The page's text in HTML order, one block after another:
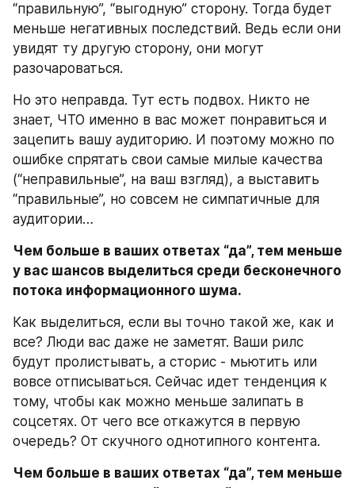
“правильную”, “выгодную” сторону. Тогда будет
меньше негативных последствий. Ведь если они
увидят ту другую сторону, они могут
разочароваться.
Но это неправда. Тут есть подвох. Никто не
знает, ЧТО именно в вас может понравиться и
зацепить вашу аудиторию. И поэтому можно по
ошибке спрятать свои самые милые качества
(“неправильные”, на ваш взгляд), а выставить
“правильные”, но совсем не симпатичные для
аудитории…
Чем больше в ваших ответах “да”, тем меньше
у вас шансов выделиться среди бесконечного
потока информационного шума.
Как выделиться, если вы точно такой же, как и
все? Люди вас даже не заметят. Ваши рилс
будут пролистывать, а сторис - мьютить или
вовсе отписываться. Сейчас идет тенденция к
тому, чтобы как можно меньше залипать в
соцсетях. От чего все откажутся в первую
очередь? От скучного однотипного контента.
Чем больше в ваших ответах “да”, тем меньше